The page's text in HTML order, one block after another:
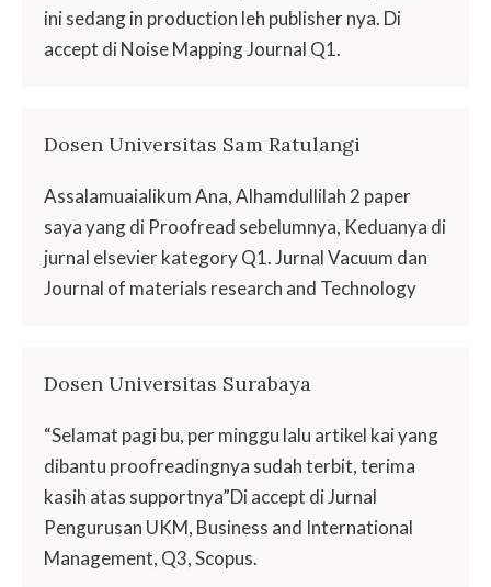
ini sedang in production leh publisher nya. Di
accept di Noise Mapping Journal Q1.
Dosen Universitas Sam Ratulangi
Assalamuaialikum Ana, Alhamdullilah 2 paper
saya yang di Proofread sebelumnya, Keduanya di
jurnal elsevier kategory Q1. Jurnal Vacuum dan
Journal of materials research and Technology
Dosen Universitas Surabaya
“Selamat pagi bu, per minggu lalu artikel kai yang
dibantu proofreadingnya sudah terbit, terima
kasih atas supportnya”Di accept di Jurnal
Pengurusan UKM, Business and International
Management, Q3, Scopus.